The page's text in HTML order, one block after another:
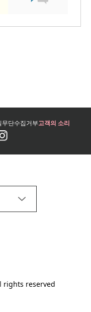
무단수집거부고객의 소리
rights reserved